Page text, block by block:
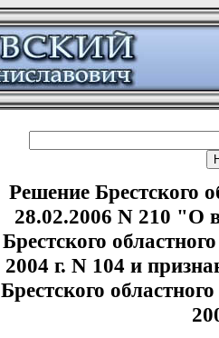
Решение Брестского
28.02.2006 N 210 "О
Брестского
2004 г. N 104 и
Брестского